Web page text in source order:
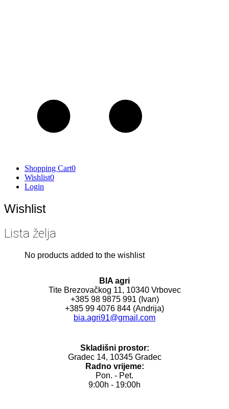
Shopping Cart0
Wishlist0
Login
Wishlist
Lista želja
No products added to the wishlist
BIA agri
Tite Brezovačkog 11, 10340 Vrbovec
+385 98 9875 991 (Ivan)
+385 99 4076 844 (Andrija)
bia.agri91@gmail.com
Skladišni prostor:
Gradec 14, 10345 Gradec
Radno vrijeme:
Pon. - Pet.
9:00h - 19:00h